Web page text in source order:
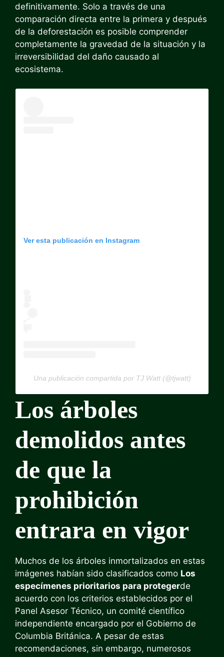
definitivamente. Solo a través de una
comparación directa entre la primera y después
de la deforestación es posible comprender
completamente la gravedad de la situación y la
irreversibilidad del daño causado al
ecosistema.
Ver esta publicación en Instagram
Una publicación compartida por TJ Watt (@tjwatt)
Los árboles
demolidos antes
de que la
prohibición
entrara en vigor
Muchos de los árboles inmortalizados en estas
imágenes habían sido clasificados como Los
especímenes prioritarios para protegerde
acuerdo con los criterios establecidos por el
Panel Asesor Técnico, un comité científico
independiente encargado por el Gobierno de
Columbia Británica. A pesar de estas
recomendaciones, sin embargo, numerosos